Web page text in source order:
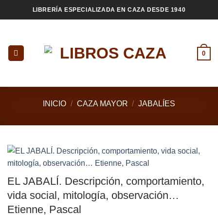
al
LIBRERÍA ESPECIALIZADA EN CAZA DESDE 1940
0
INICIO / CAZA MAYOR / JABALÍES
EL JABALÍ. Descripción, comportamiento,
vida social, mitología, observación…
Etienne, Pascal